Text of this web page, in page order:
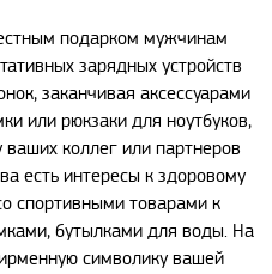
подарком мужчинам
зарядных устройств
заканчивая аксессуарами
или рюкзаки для ноутбуков,
коллег или партнеров
есть интересы к здоровому
спортивными товарами к
бутылками для воды. На
символику вашей